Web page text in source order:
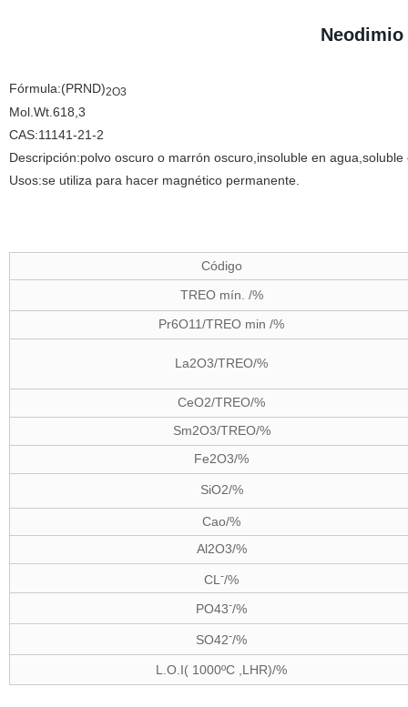
Fórmula:(PRND)2O3
Mol.Wt.618,3
CAS:11141-21-2
Descripción:polvo oscuro o marrón oscuro,insoluble en
Usos:se utiliza para hacer magnético permanente.
Código
TREO mín. /%
Pr6O11/TREO min /%
La2O3/TREO/%
CeO2/TREO/%
Sm2O3/TREO/%
Fe2O3/%
SiO2/%
Cao/%
Al2O3/%
CL-/%
PO43-/%
SO42-/%
L.O.I( 1000ºC ,LHR)/%